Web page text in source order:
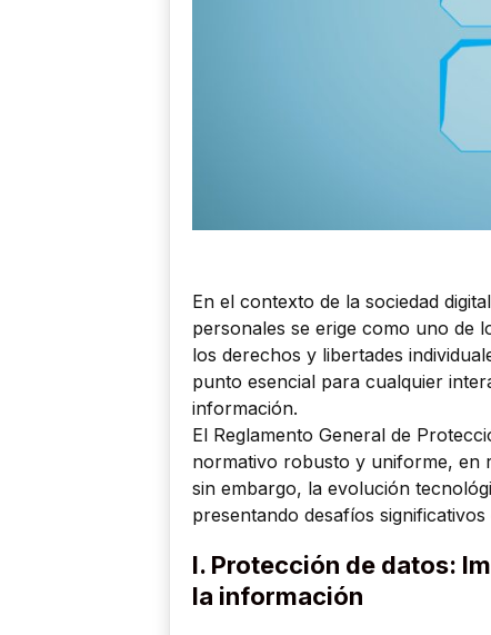
En el contexto de la sociedad
personales se erige como uno de
los derechos y libertades
punto esencial para cualquier
información.
El Reglamento General de
normativo robusto y uniforme, en
sin embargo, la evolución
presentando desafíos
I. Protección de datos:
la información